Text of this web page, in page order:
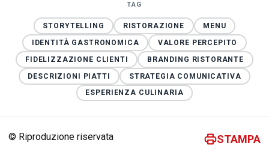
TAG
STORYTELLING RISTORAZIONE
MENU
IDENTITÀ GASTRONOMICA
VALORE PERCEPITO
FIDELIZZAZIONE CLIENTI
BRANDING RISTORANTE
DESCRIZIONI PIATTI
STRATEGIA COMUNICATIVA
ESPERIENZA CULINARIA
© Riproduzione riservata STAMPA